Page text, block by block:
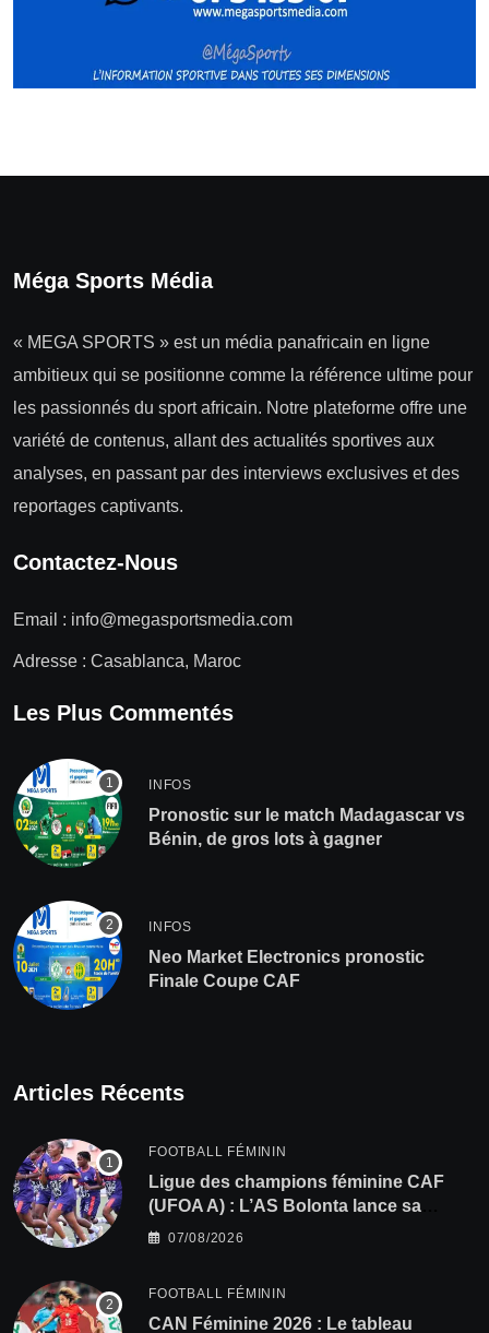
Méga Sports Média
« MEGA SPORTS » est un média panafricain en ligne
ambitieux qui se positionne comme la référence ultime pour
les passionnés du sport africain. Notre plateforme offre une
variété de contenus, allant des actualités sportives aux
analyses, en passant par des interviews exclusives et des
reportages captivants.
Contactez-Nous
Email : info@megasportsmedia.com
Adresse : Casablanca, Maroc
Les Plus Commentés
INFOS
Pronostic sur le match Madagascar vs
Bénin, de gros lots à gagner
INFOS
Neo Market Electronics pronostic
Finale Coupe CAF
Articles Récents
FOOTBALL FÉMININ
Ligue des champions féminine CAF
(UFOA A) : L’AS Bolonta lance sa
conquête de l’Afrique en Gambie
07/08/2026
FOOTBALL FÉMININ
CAN Féminine 2026 : Le tableau